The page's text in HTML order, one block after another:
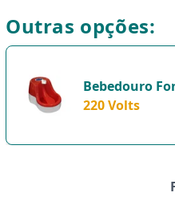
Outras opções:
Bebedouro
220 Volts